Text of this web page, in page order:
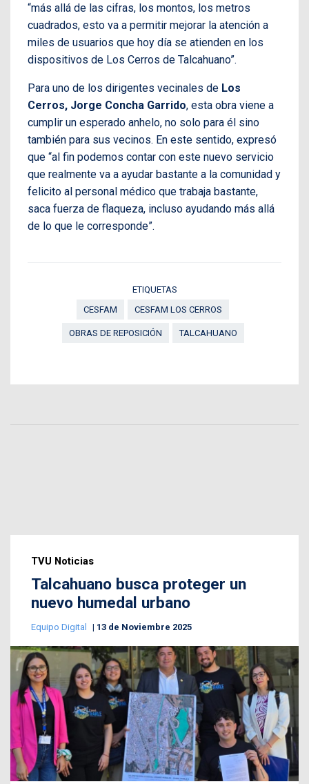
“más allá de las cifras, los montos, los metros
cuadrados, esto va a permitir mejorar la atención a
miles de usuarios que hoy día se atienden en los
dispositivos de Los Cerros de Talcahuano”.
Para uno de los dirigentes vecinales de Los
Cerros, Jorge Concha Garrido, esta obra viene a
cumplir un esperado anhelo, no solo para él sino
también para sus vecinos. En este sentido, expresó
que “al fin podemos contar con este nuevo servicio
que realmente va a ayudar bastante a la comunidad y
felicito al personal médico que trabaja bastante,
saca fuerza de flaqueza, incluso ayudando más allá
de lo que le corresponde”.
ETIQUETAS
CESFAM
CESFAM LOS CERROS
OBRAS DE REPOSICIÓN TALCAHUANO
TVU Noticias
Talcahuano busca proteger un
nuevo humedal urbano
Equipo Digital 13 de Noviembre 2025